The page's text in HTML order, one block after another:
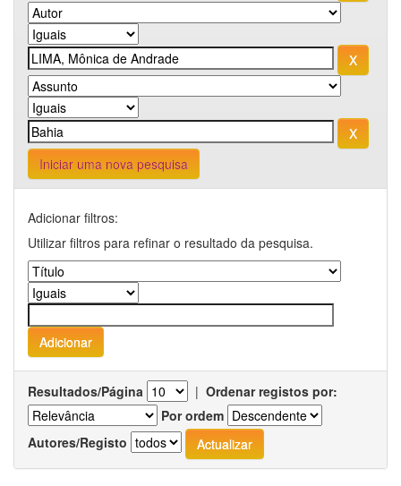
Iniciar uma nova pesquisa
Adicionar filtros:
Utilizar filtros para refinar o resultado da pesquisa.
Resultados/Página | Ordenar registos por:
Por ordem
Autores/Registo